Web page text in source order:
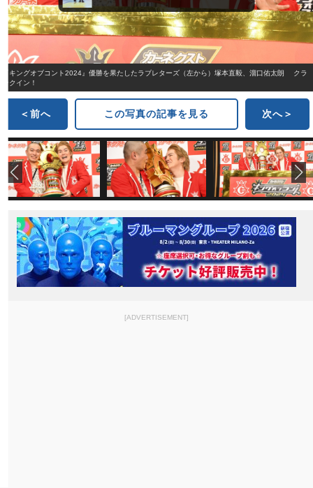
『キングオブコント2024』優勝を果たしたラブレターズ（左から）塚本直毅、溜口佑太朗 クラ
ンクイン！
＜前へ この写真の記事を見る 次へ＞
[ADVERTISEMENT]